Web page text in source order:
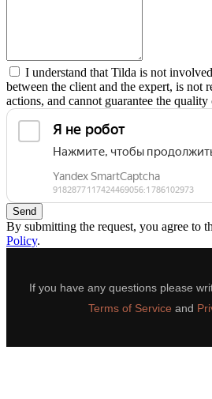
I understand that Tilda is not
between the client and the expert, is not
actions, and cannot guarantee the
Send
By submitting the request, you agree to
Policy.
If you have any questions please
Terms of Service and